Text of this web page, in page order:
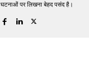
घटनाओं पर लिखना बेहद पसंद है।